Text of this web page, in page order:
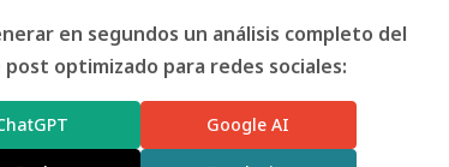
en segundos un análisis completo del
optimizado para redes sociales:
Google AI